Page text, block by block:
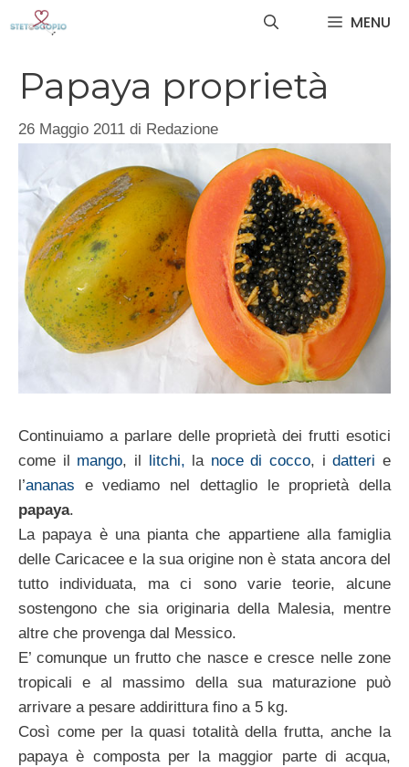
MENU
Papaya proprietà
26 Maggio 2011 di Redazione
Continuiamo a parlare delle proprietà dei frutti esotici
come il mango, il litchi, la noce di cocco, idatteri e
l’ananas e vediamo nel dettaglio le proprietà della
papaya.
La papaya è una pianta che appartiene alla famiglia
delle Caricacee e la sua origine non è stata ancora del
tutto individuata, ma ci sono varie teorie, alcune
sostengono che sia originaria della Malesia, mentre
altre che provenga dal Messico.
E’ comunque un frutto che nasce e cresce nelle zone
tropicali e al massimo della sua maturazione può
arrivare a pesare addirittura fino a 5 kg.
Così come per la quasi totalità della frutta, anche la
papaya è composta per la maggior parte di acqua,